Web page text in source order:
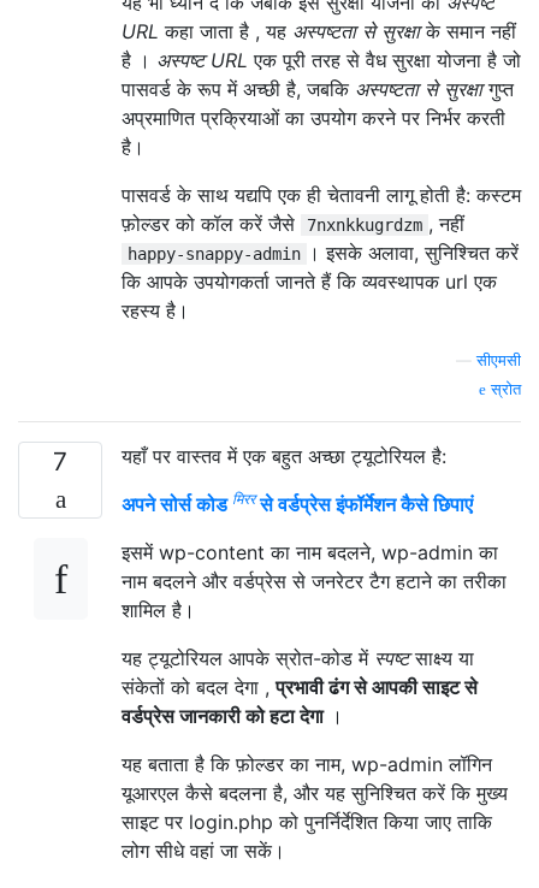
URL कहा जाता है , यह अस्पष्टता से सुरक्षाके समान नहीं
है । अस्पष्ट URL एक पूरी तरह से वैध सुरक्षा योजना है जो
पासवर्ड के रूप में अच्छी है, जबकि अस्पष्टता से सुरक्षागुप्त
अप्रमाणित प्रक्रियाओं का उपयोग करने पर निर्भर करती
है।
पासवर्ड के साथ यद्यपि एक ही चेतावनी लागू होती है: कस्टम
फ़ोल्डर को कॉल करें जैसे
7nxnkkugrdzm , नहीं
happy-snappy-admin
। इसके अलावा, सुनिश्चित करें
कि आपके उपयोगकर्ता जानते हैं कि व्यवस्थापक url एक
रहस्य है।
—सीएमसी
स्रोत
7
यहाँ पर वास्तव में एक बहुत अच्छा ट्यूटोरियल है:
अपने सोर्स कोड मिररसे वर्डप्रेस इंफॉर्मेशन कैसे छिपाएं
इसमें wp-content का नाम बदलने, wp-admin का
नाम बदलने और वर्डप्रेस से जनरेटर टैग हटाने का तरीका
शामिल है।
यह ट्यूटोरियल आपके स्रोत-कोड में स्पष्टसाक्ष्य या
संकेतों को बदल देगा ,प्रभावी ढंग से आपकी साइट से
वर्डप्रेस जानकारी को हटा देगा।
यह बताता है कि फ़ोल्डर का नाम, wp-admin लॉगिन
यूआरएल कैसे बदलना है, और यह सुनिश्चित करें कि मुख्य
साइट पर login.php को पुनर्निर्देशित किया जाए ताकि
लोग सीधे वहां जा सकें।